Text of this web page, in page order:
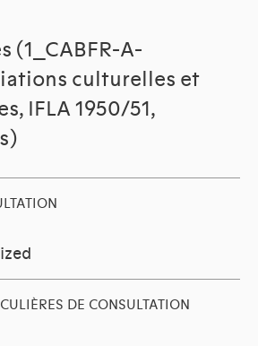
(1_CABFR-A-
culturelles et
IFLA 1950/51,
DE CONSULTATION